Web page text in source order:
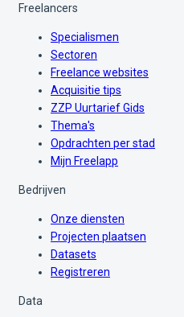
Freelancers
Specialismen
Sectoren
Freelance websites
Acquisitie tips
ZZP Uurtarief Gids
Thema's
Opdrachten per stad
Mijn Freelapp
Bedrijven
Onze diensten
Projecten plaatsen
Datasets
Registreren
Data